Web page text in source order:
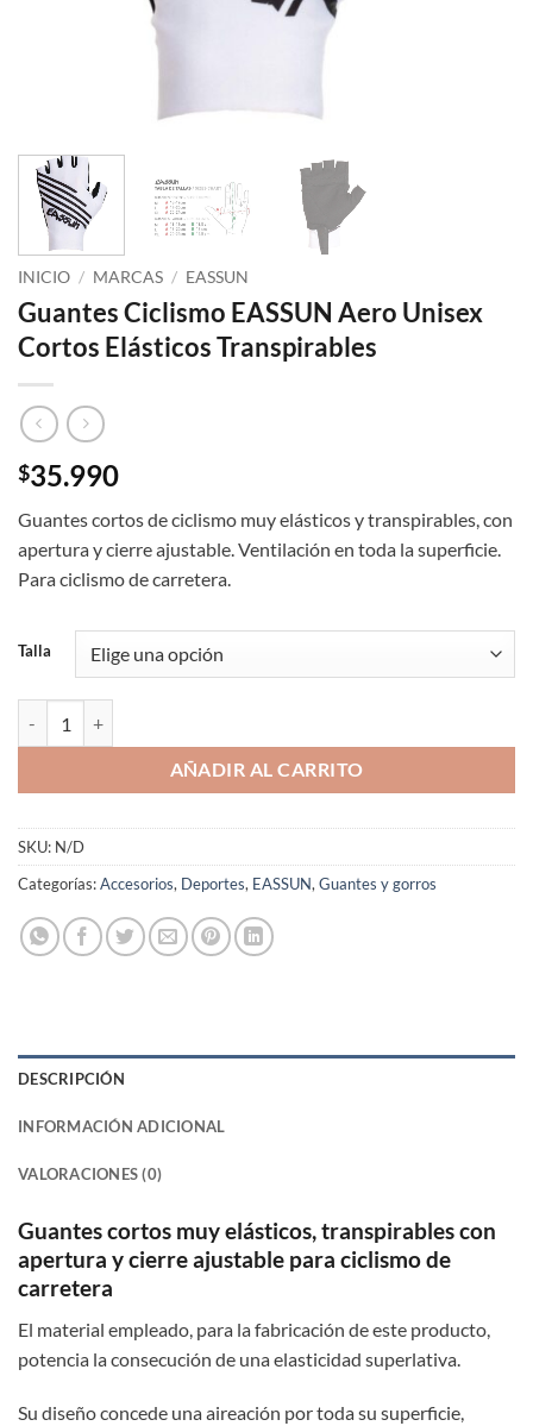
INICIO / MARCAS / EASSUN
Guantes Ciclismo EASSUN Aero Unisex
Cortos Elásticos Transpirables
$35.990
Guantes cortos de ciclismo muy elásticos y transpirables, con
apertura y cierre ajustable. Ventilación en toda la superficie.
Para ciclismo de carretera.
Talla
AÑADIR AL CARRITO
SKU: N/D
Categorías:Accesorios, Deportes, EASSUN, Guantes y gorros
DESCRIPCIÓN
INFORMACIÓN ADICIONAL
VALORACIONES (0)
Guantes cortos muy elásticos, transpirables con
apertura y cierre ajustable para ciclismo de
carretera
El material empleado, para la fabricación de este producto,
potencia la consecución de una elasticidad superlativa.
Su diseño concede una aireación por toda su superficie,